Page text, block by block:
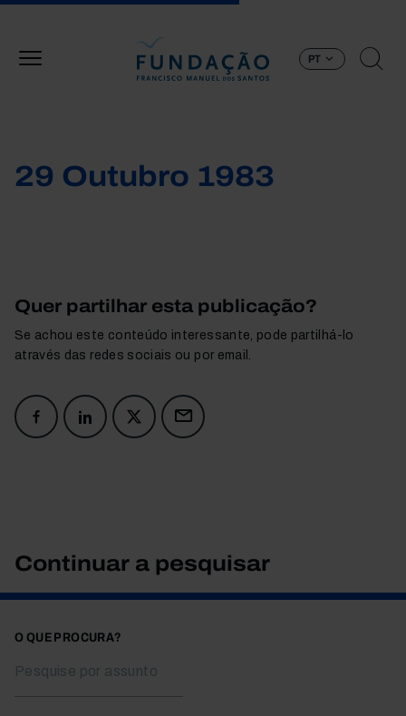
PT
29 Outubro 1983
Quer partilhar esta publicação?
Se achou este conteúdo interessante, pode partilhá-lo
através das redes sociais ou por email.
Continuar a pesquisar
O QUE PROCURA?